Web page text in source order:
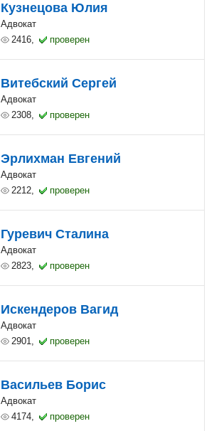
Кузнецова Юлия
Адвокат
2416,
проверен
Витебский Сергей
Адвокат
2308,
проверен
Эрлихман Евгений
Адвокат
2212,
проверен
Гуревич Сталина
Адвокат
2823,
проверен
Искендеров Вагид
Адвокат
2901,
проверен
Васильев Борис
Адвокат
4174,
проверен